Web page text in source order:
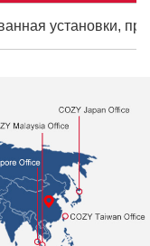
установки,